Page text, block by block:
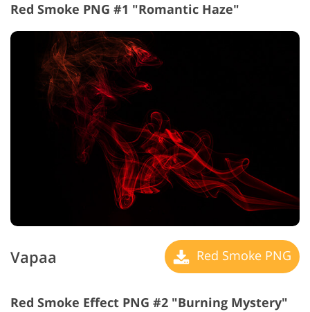
Red Smoke PNG #1 "Romantic Haze"
Vapaa Red Smoke PNG
Red Smoke Effect PNG #2 "Burning Mystery"